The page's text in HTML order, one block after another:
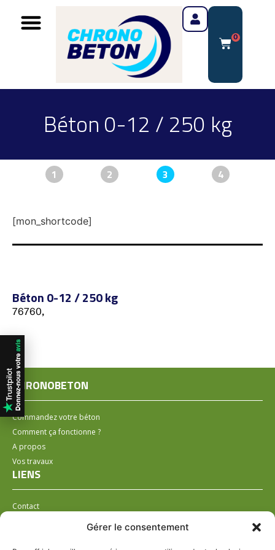
Gérer le consentement
0
Béton 0-12 / 250 kg
1 2 3 4
[mon_shortcode]
Béton 0-12 / 250 kg
76760,
CHRONOBETON
Commandez votre béton
Comment ça fonctionne ?
A propos
Vos travaux
LIENS
Contact